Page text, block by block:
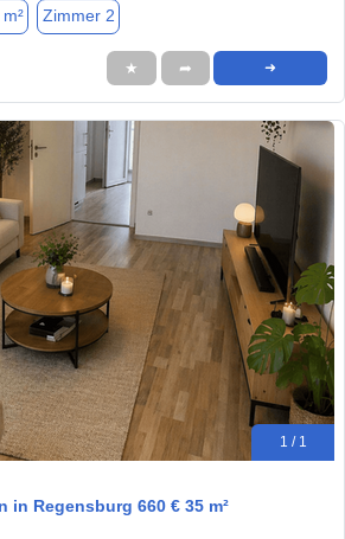
Zimmer 2
★ ➦ ➜
1 / 1
in Regensburg 660 € 35 m²